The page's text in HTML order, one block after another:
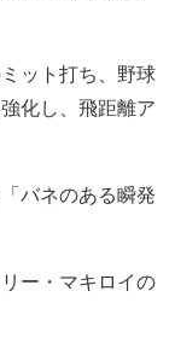
ット打ち、野球
化し、飛距離ア
バネのある瞬発
ー・マキロイの